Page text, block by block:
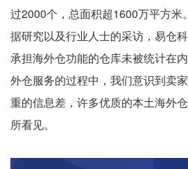
过2000个，总面积超1600万平方米
据研究以及行业人士的采访，易仓
承担海外仓功能的仓库未被统计在
外仓服务的过程中，我们意识到卖
重的信息差，许多优质的本土海外
所看见。